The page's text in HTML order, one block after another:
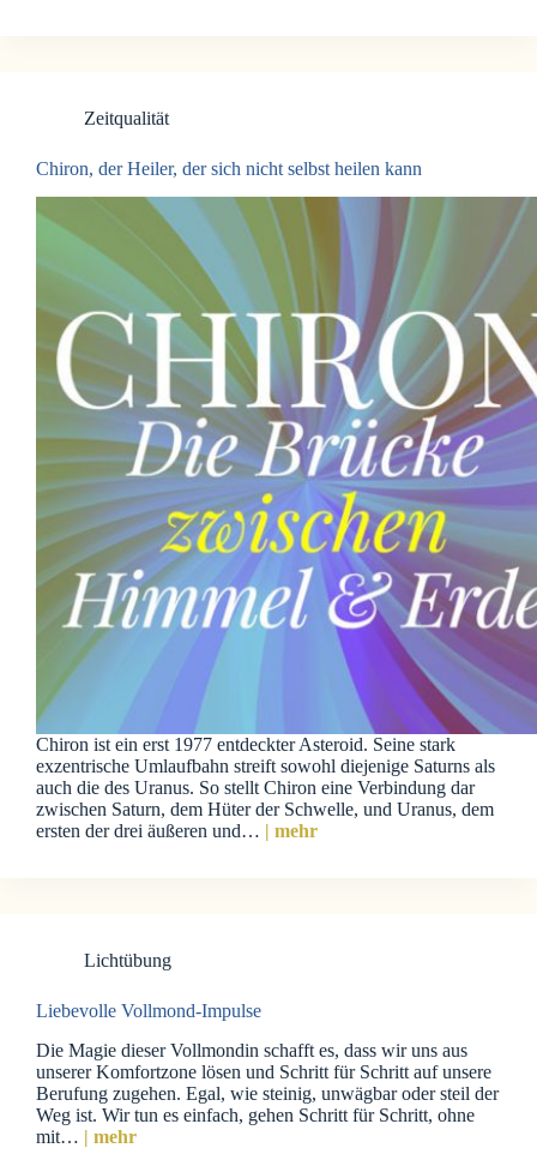
Zeitqualität
Chiron, der Heiler, der sich nicht selbst heilen kann
Chiron ist ein erst 1977 entdeckter Asteroid. Seine stark
exzentrische Umlaufbahn streift sowohl diejenige Saturns als
auch die des Uranus. So stellt Chiron eine Verbindung dar
zwischen Saturn, dem Hüter der Schwelle, und Uranus, dem
ersten der drei äußeren und…
| mehr
Lichtübung
Liebevolle Vollmond-Impulse
Die Magie dieser Vollmondin schafft es, dass wir uns aus
unserer Komfortzone lösen und Schritt für Schritt auf unsere
Berufung zugehen. Egal, wie steinig, unwägbar oder steil der
Weg ist. Wir tun es einfach, gehen Schritt für Schritt, ohne
mit… | mehr